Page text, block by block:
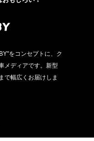
をコンセプトに、ク
メディアです。新型
で幅広くお届けしま